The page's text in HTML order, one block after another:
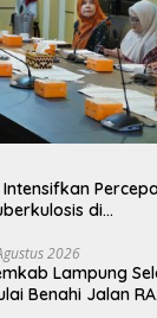
di
2026
Lampung
Benahi Jalan RA